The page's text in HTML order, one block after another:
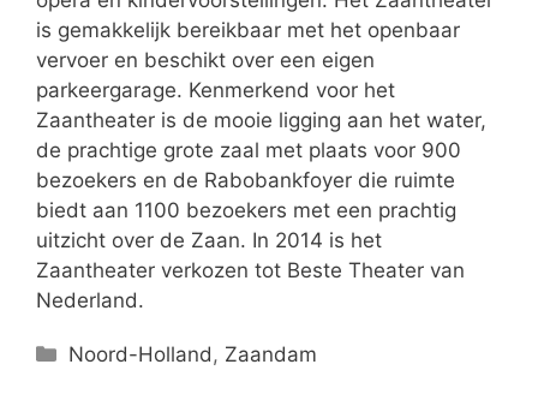
is gemakkelijk bereikbaar met het openbaar
vervoer en beschikt over een eigen
parkeergarage. Kenmerkend voor het
Zaantheater is de mooie ligging aan het water,
de prachtige grote zaal met plaats voor 900
bezoekers en de Rabobankfoyer die ruimte
biedt aan 1100 bezoekers met een prachtig
uitzicht over de Zaan. In 2014 is het
Zaantheater verkozen tot Beste Theater van
Nederland.
Categorieën
Noord-Holland , Zaandam